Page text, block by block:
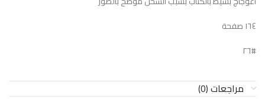
١٦٤ صفحة
#٢٦
مراجعات (0)